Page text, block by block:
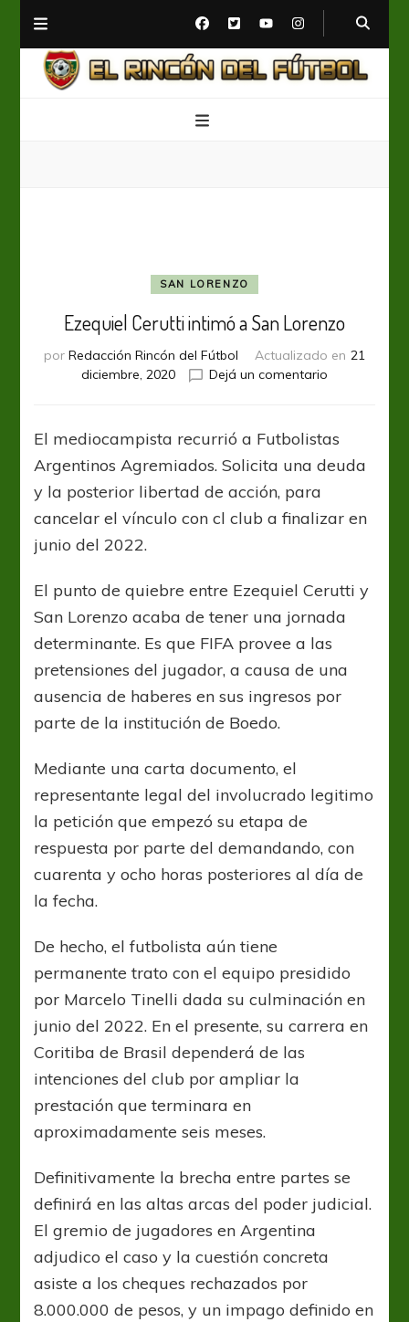
SAN LORENZO
Ezequiel Cerutti intimó a San Lorenzo
por Redacción Rincón del Fútbol Actualizado en 21
diciembre, 2020
Dejá un comentario
a
San
El mediocampista recurrió a Futbolistas
Argentinos Agremiados. Solicita una deuda
y la posterior libertad de acción, para
cancelar el vínculo con cl club a finalizar en
junio del 2022.
El punto de quiebre entre Ezequiel Cerutti y
San Lorenzo acaba de tener una jornada
determinante. Es que FIFA provee a las
pretensiones del jugador, a causa de una
ausencia de haberes en sus ingresos por
parte de la institución de Boedo.
Mediante una carta documento, el
representante legal del involucrado legitimo
la petición que empezó su etapa de
respuesta por parte del demandando, con
cuarenta y ocho horas posteriores al día de
la fecha.
De hecho, el futbolista aún tiene
permanente trato con el equipo presidido
por Marcelo Tinelli dada su culminación en
junio del 2022. En el presente, su carrera en
Coritiba de Brasil dependerá de las
intenciones del club por ampliar la
prestación que terminara en
aproximadamente seis meses.
Definitivamente la brecha entre partes se
definirá en las altas arcas del poder judicial.
El gremio de jugadores en Argentina
adjudico el caso y la cuestión concreta
asiste a los cheques rechazados por
8.000.000 de pesos, y un impago definido en